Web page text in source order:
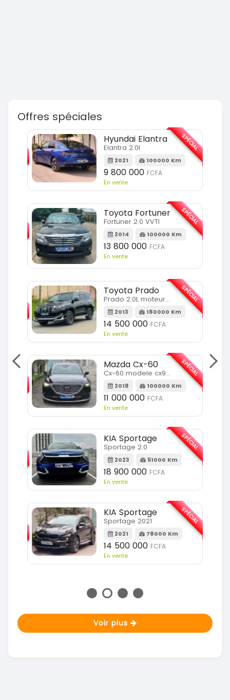
Offres spéciales
SPÉCIAL
Hyundai Elantra
Elantra 2.0l
2021 100000 Km
9 800 000 FCFA
En vente
SPÉCIAL
Toyota Fortuner
Fortuner 2.0 VVTI
2014 100000 Km
13 800 000 FCFA
En vente
SPÉCIAL
Toyota Prado
Prado 2.0L moteur d4d
2013 180000 Km
14 500 000 FCFA
En vente
SPÉCIAL
Mazda Cx-60
Cx-60 modele cx9 full option
2018 100000 Km
11 000 000 FCFA
En vente
SPÉCIAL
KIA Sportage
Sportage 2.0
2023 51000 Km
18 900 000 FCFA
En vente
SPÉCIAL
KIA Sportage
Sportage 2021
2021 78000 Km
14 500 000 FCFA
En vente
SPÉCIAL
Voir plus